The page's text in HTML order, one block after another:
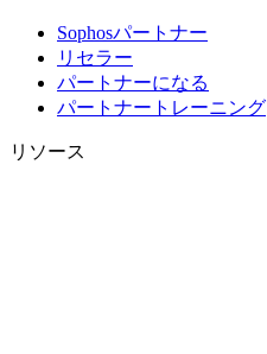
Sophosパートナー
リセラー
パートナーになる
パートナートレーニング
リソース